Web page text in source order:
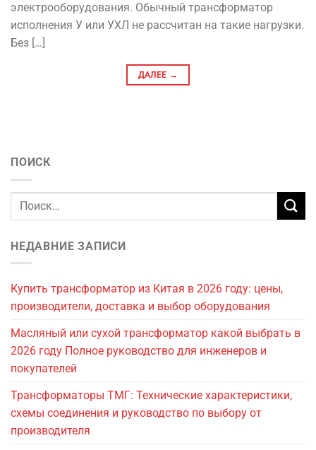
электрооборудования. Обычный трансформатор
исполнения У или УХЛ не рассчитан на такие нагрузки.
Без […]
ДАЛЕЕ →
ПОИСК
НЕДАВНИЕ ЗАПИСИ
Купить трансформатор из Китая в 2026 году: цены,
производители, доставка и выбор оборудования
Масляный или сухой трансформатор какой выбрать в
2026 году Полное руководство для инженеров и
покупателей
Трансформаторы ТМГ: Технические характеристики,
схемы соединения и руководство по выбору от
производителя